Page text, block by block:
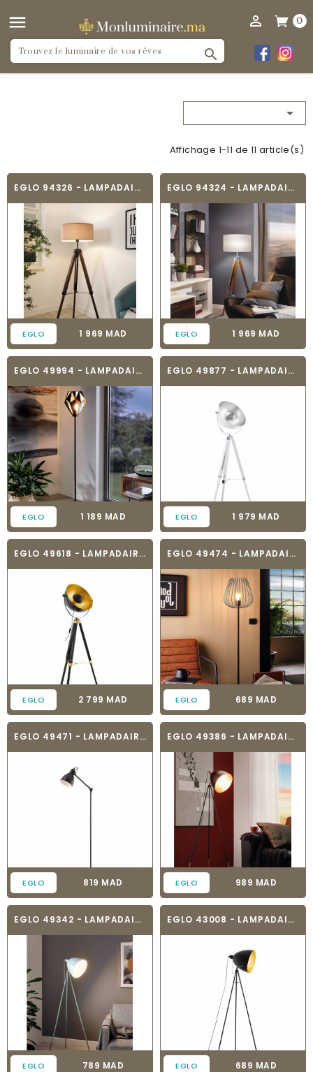
 0



Affichage 1-11 de 11 article(s)
EGLO 94326 - LAMPADAIRE VINTAGE - LANTADA
EGLO Prix
1 969 MAD
EGLO 94324 - LAMPADAIRE VINTAGE - LANTADA
EGLO Prix
1 969 MAD
EGLO 49994 - LAMPADAIRE VINTAGE - CARLTON 1
EGLO Prix
1 189 MAD
EGLO 49877 - LAMPADAIRE VINTAGE - COVALEDA
EGLO Prix
1 979 MAD
EGLO 49618 - LAMPADAIRE VINTAGE - COVALEDA
EGLO Prix
2 799 MAD
EGLO 49474 - LAMPADAIRE VINTAGE - NEWTOWN
EGLO Prix
689 MAD
EGLO 49471 - LAMPADAIRE VINTAGE - PRIDDY
EGLO Prix
819 MAD
EGLO 49386 - LAMPADAIRE VINTAGE - CHESTER
EGLO Prix
989 MAD
EGLO 49342 - LAMPADAIRE VINTAGE - DUNDEE
EGLO Prix
789 MAD
EGLO 43008 - LAMPADAIRE VINTAGE - HUNNINGHAM
EGLO Prix
689 MAD